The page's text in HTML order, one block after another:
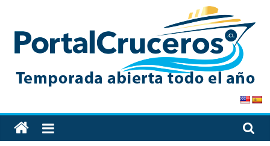
content
PortalCruceros
Toda
la